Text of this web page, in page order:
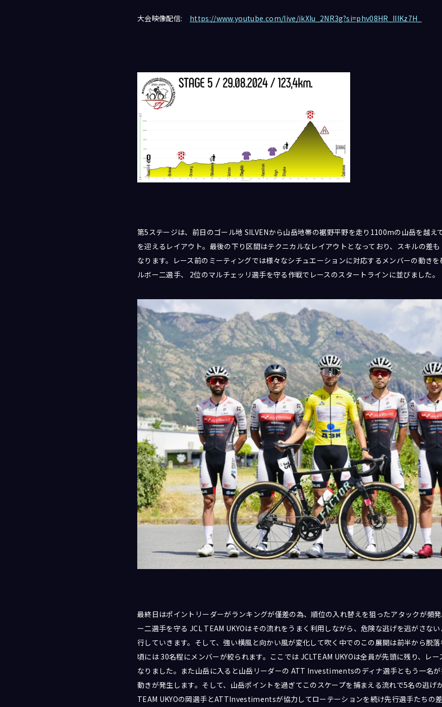
大会映像配信: https://www.youtube.com/live/ikXIu_2NR3g?si=phv08HR_IIIKz7H_
第5ステージは、前日のゴール地 SILVENから山岳地帯の裾野平野を走り1100mの山岳を越
を迎えるレイアウト。最後の下り区間はテクニカルなレイアウトとなっており、スキルの差
なります。レース前のミーティングでは様々なシチュエーションに対応するメンバーの動き
ルボー二選手、 2位のマルチェッリ選手を守る作戦でレースのスタートラインに並びました。
最終日はポイントリーダーがランキングが僅差の為、順位の入れ替えを狙ったアタックが頻
ー二選手を守る JCL TEAM UKYOはその流れをうまく利用しながら、危険な逃げを逃がさな
行していきます。そして、強い横風と向かい風が変化して吹く中でのこの展開は前半から脱
頃には 30名程にメンバーが絞られます。ここでは JCLTEAM UKYOは全員が先頭に残り、レ
なりました。また山岳に入ると山岳リーダーの ATT Investimentsのディナ選手ともう一名が
動きが発生します。そして、山岳ポイントを過ぎてこのスケープを捕まえる流れで5名の逃げ
TEAM UKYOの岡選手とATTInvestimentsが協力してローテーションを続け先行選手たちの